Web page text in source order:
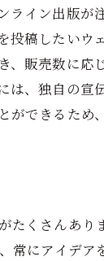
イン出版
稿したい
販売数に
、独自の
できるた
くさんあ
常にアイデ